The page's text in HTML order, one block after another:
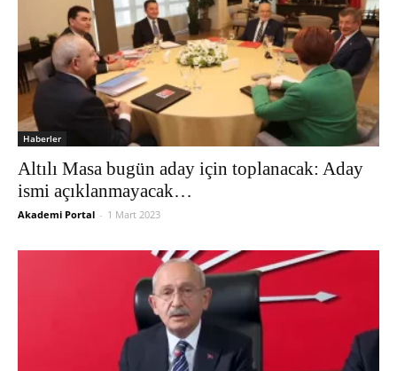
Haberler
Altılı Masa bugün aday için toplanacak: Aday
ismi açıklanmayacak…
Akademi Portal - 1 Mart 2023